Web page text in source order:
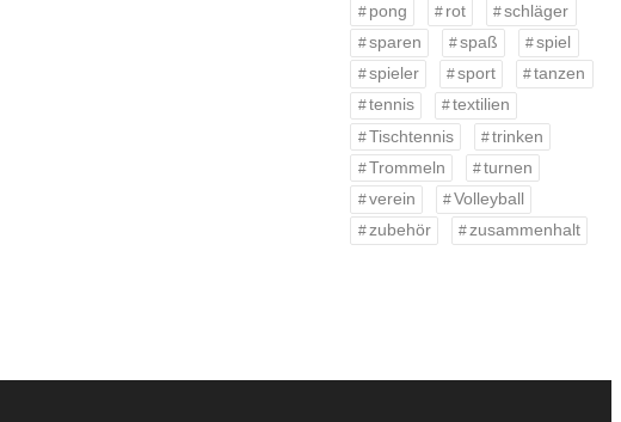
pong
rot
schläger
sparen
spaß
spiel
spieler
sport
tanzen
tennis
textilien
Tischtennis
trinken
Trommeln
turnen
verein
Volleyball
zubehör
zusammenhalt